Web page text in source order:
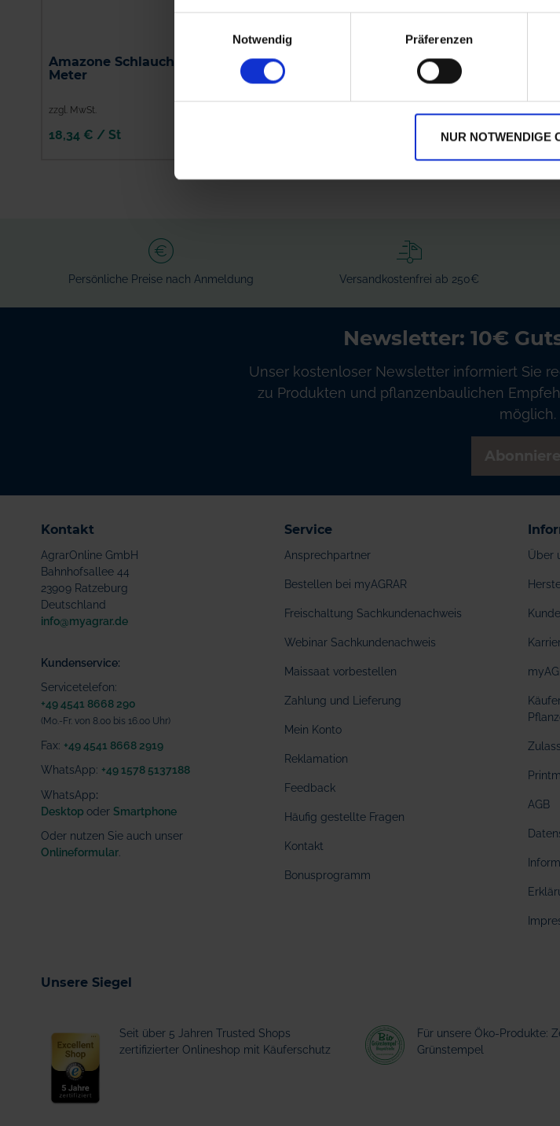
Notwendig
Präferenzen
NUR NOTWENDIGE
Amazone Schlauch, 1
Meter
zzgl. MwSt.
18,34 € / St
Kverneland
Filterhahn kpl.
WARENKORB
Amazone
Alternativhahn
7206300
136,55 € / St
IN DEN
WARENKORB
Persönliche Preise nach Anmeldung Versandkostenfrei ab 250€
Newsletter: 10€
Unser kostenloser Newsletter informiert Sie
zu Produkten und pflanzenbaulichen
möglich.
Kontakt
AgrarOnline GmbH
Bahnhofsallee 44
23909 Ratzeburg
Deutschland
info@myagrar.de
Kundenservice:
Servicetelefon:
+49 4541 8668 290
(Mo.-Fr. von 8.00 bis 16.00 Uhr)
Fax: +49 4541 8668 2919
WhatsApp: +49 1578 5137188
WhatsApp:
Desktop oder Smartphone
Oder nutzen Sie auch unser
Onlineformular
Service
Ansprechpartner
Bestellen bei myAGRAR
Freischaltung Sachkundenachweis
Webinar Sachkundenachweis
Maissaat vorbestellen
Zahlung und Lieferung
Mein Konto
Reklamation
Feedback
Häufig gestellte Fragen
Kontakt
Bonusprogramm
Über
AGB
Unsere Siegel
Seit über 5 Jahren Trusted Shops
zertifizierter Onlineshop mit Käuferschutz
Für unsere Öko-Produkte:
Grünstempel